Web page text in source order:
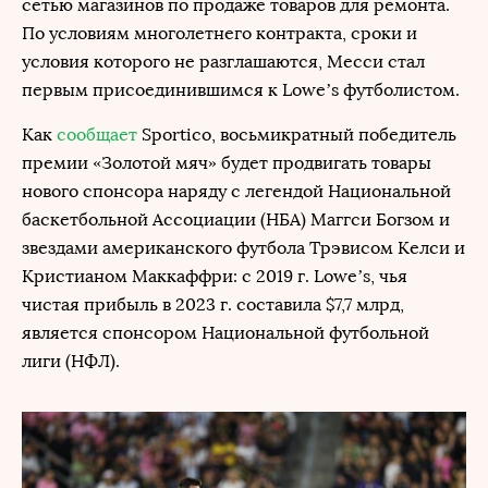
сетью магазинов по продаже товаров для ремонта.
По условиям многолетнего контракта, сроки и
условия которого не разглашаются, Месси стал
первым присоединившимся к Lowe’s футболистом.
Как сообщает Sportico, восьмикратный победитель
премии «Золотой мяч» будет продвигать товары
нового спонсора наряду с легендой Национальной
баскетбольной Ассоциации (НБА) Маггси Богзом и
звездами американского футбола Трэвисом Келси и
Кристианом Маккаффри: с 2019 г. Lowe’s, чья
чистая прибыль в 2023 г. составила $7,7 млрд,
является спонсором Национальной футбольной
лиги (НФЛ).